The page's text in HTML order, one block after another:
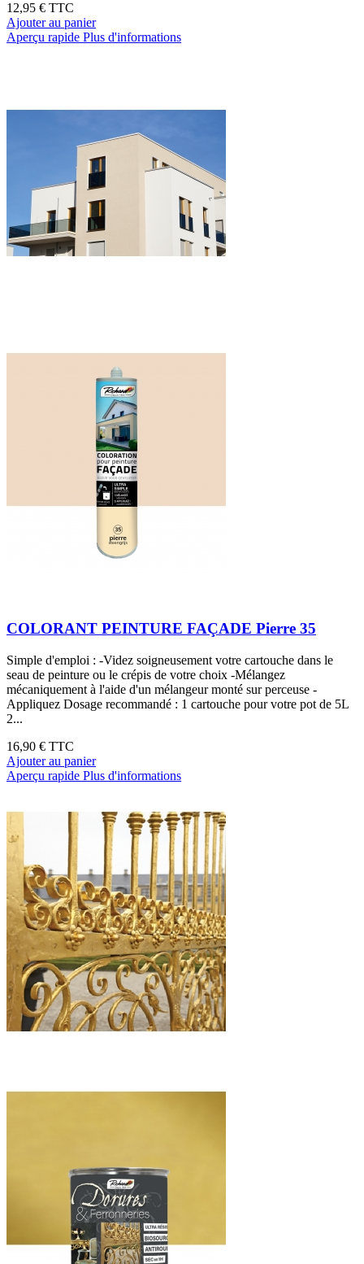
12,95 € TTC
Ajouter au panier
Aperçu rapide Plus d'informations
COLORANT PEINTURE FAÇADE Pierre 35
Simple d'emploi : -Videz soigneusement votre cartouche dans le
seau de peinture ou le crépis de votre choix -Mélangez
mécaniquement à l'aide d'un mélangeur monté sur perceuse -
Appliquez Dosage recommandé : 1 cartouche pour votre pot de 5L
2...
16,90 € TTC
Ajouter au panier
Aperçu rapide Plus d'informations